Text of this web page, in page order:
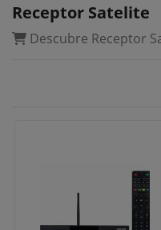
Receptor Satelite
Descubre Receptor